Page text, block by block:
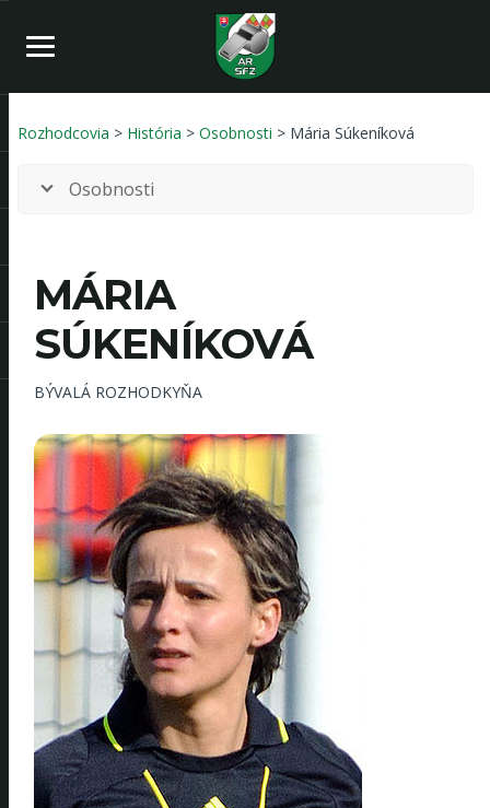
Rozhodcovia > História > Osobnosti > Mária Súkeníková
Osobnosti
MÁRIA
SÚKENÍKOVÁ
BÝVALÁ ROZHODKYŇA